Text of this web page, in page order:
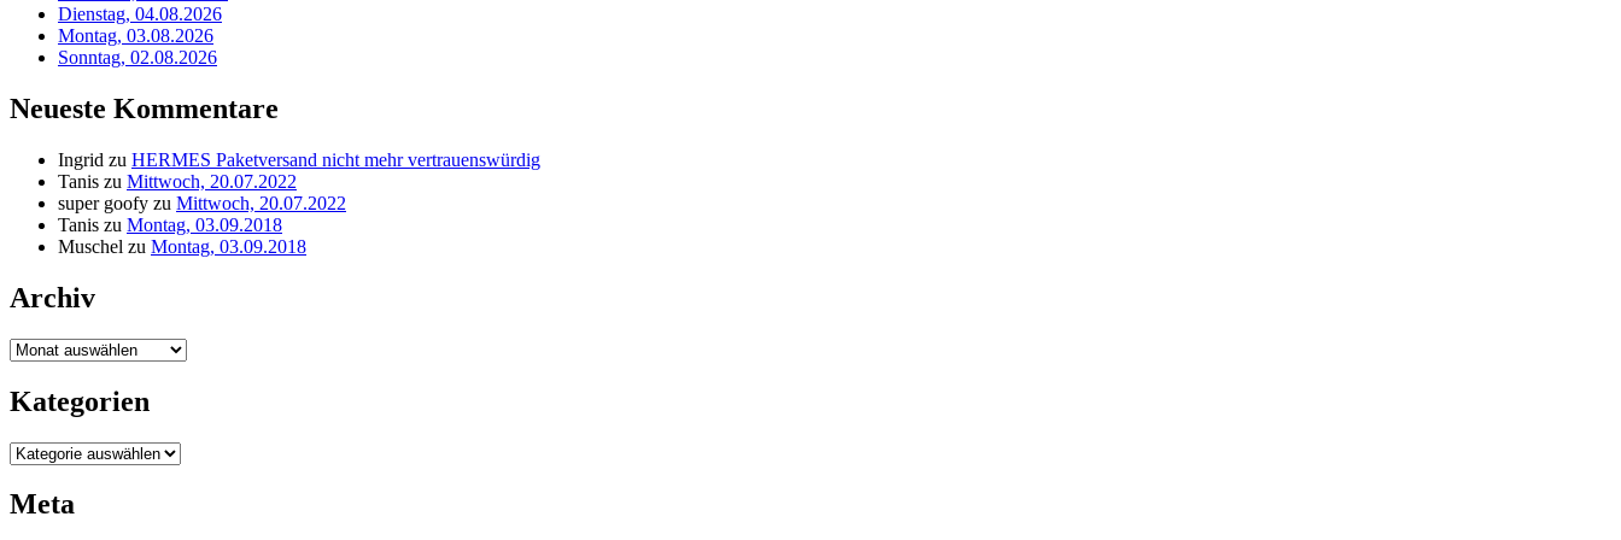
Dienstag, 04.08.2026
Montag, 03.08.2026
Sonntag, 02.08.2026
Neueste Kommentare
Ingrid zu HERMES Paketversand nicht mehr vertrauenswürdig
Tanis zu Mittwoch, 20.07.2022
super goofy zu Mittwoch, 20.07.2022
Tanis zu Montag, 03.09.2018
Muschel zu Montag, 03.09.2018
Archiv
Archiv
Kategorien
Kategorien
Meta